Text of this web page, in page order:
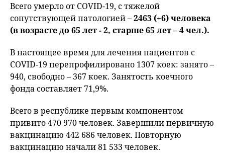
Всего умерло от COVID-19, с тяжелой
сопутствующей патологией –2463 (+6) человека
(в возрасте до 65 лет - 2, старше 65 лет – 4 чел.).
В настоящее время для лечения пациентов с
COVID-19 перепрофилировано 1307 коек: занято –
940, свободно – 367 коек. Занятость коечного
фонда составляет 71,9%.
Всего в республике первым компонентом
привито 470 970 человек. Завершили первичную
вакцинацию 442 686 человек. Повторную
вакцинацию начали 81 533 человек.